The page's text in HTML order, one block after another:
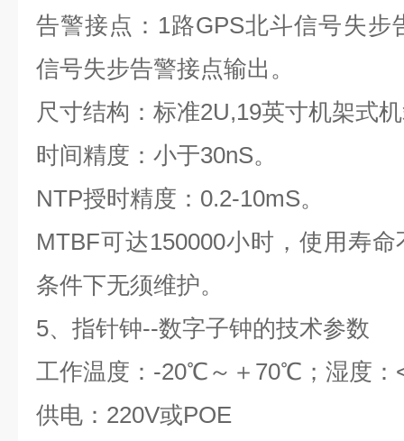
告警接点： 1路GPS北斗信号失步
信号失步告警接点输出。
尺寸结构：标准2U,19英寸机架式
时间精度：小于30nS。
NTP授时精度： 0.2-10mS。
MTBF可达150000小时，使用寿命
条件下无须维护。
5、指针钟--数字子钟的技术参数
工作温度： -20℃～＋ 70℃；湿度：
供电： 220V或POE